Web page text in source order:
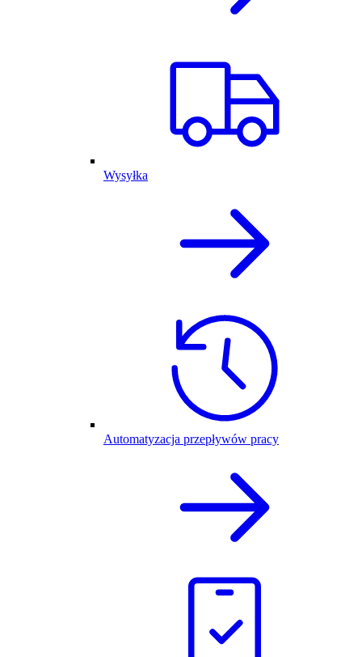
Wysyłka
Automatyzacja przepływów pracy